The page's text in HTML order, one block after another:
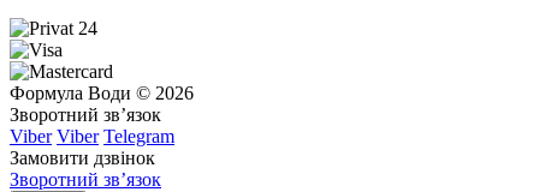
Формула Води © 2026
Зворотний зв’язок
Viber Viber Telegram
Замовити дзвінок
Зворотний зв’язок